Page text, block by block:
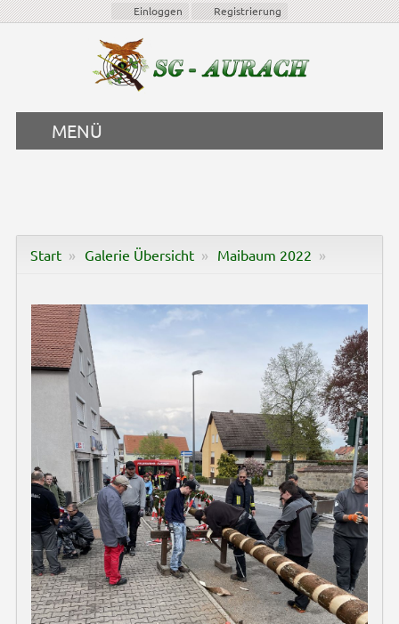
Einloggen Registrierung
MENÜ
Start Galerie Übersicht Maibaum 2022